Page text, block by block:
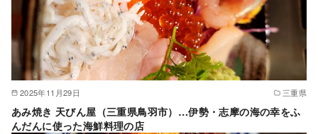
2025年11月29日 三重県
あみ焼き 天びん屋（三重県鳥羽市）…伊勢・志摩の海の幸をふ
んだんに使った海鮮料理の店